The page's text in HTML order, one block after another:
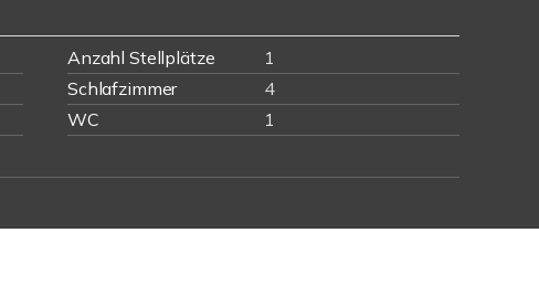
Anzahl Stellplätze
1
Schlafzimmer
4
WC
1